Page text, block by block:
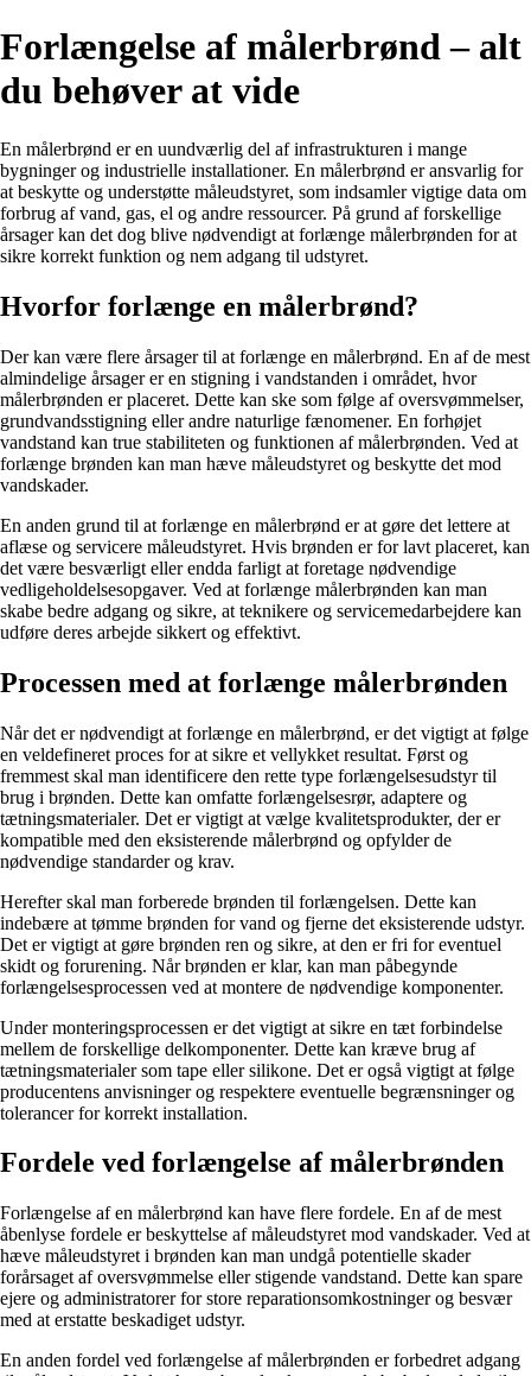
Forlængelse af målerbrønd – alt
du behøver at vide
En målerbrønd er en uundværlig del af infrastrukturen i mange
bygninger og industrielle installationer. En målerbrønd er ansvarlig for
at beskytte og understøtte måleudstyret, som indsamler vigtige data om
forbrug af vand, gas, el og andre ressourcer. På grund af forskellige
årsager kan det dog blive nødvendigt at forlænge målerbrønden for at
sikre korrekt funktion og nem adgang til udstyret.
Hvorfor forlænge en målerbrønd?
Der kan være flere årsager til at forlænge en målerbrønd. En af de mest
almindelige årsager er en stigning i vandstanden i området, hvor
målerbrønden er placeret. Dette kan ske som følge af oversvømmelser,
grundvandsstigning eller andre naturlige fænomener. En forhøjet
vandstand kan true stabiliteten og funktionen af målerbrønden. Ved at
forlænge brønden kan man hæve måleudstyret og beskytte det mod
vandskader.
En anden grund til at forlænge en målerbrønd er at gøre det lettere at
aflæse og servicere måleudstyret. Hvis brønden er for lavt placeret, kan
det være besværligt eller endda farligt at foretage nødvendige
vedligeholdelsesopgaver. Ved at forlænge målerbrønden kan man
skabe bedre adgang og sikre, at teknikere og servicemedarbejdere kan
udføre deres arbejde sikkert og effektivt.
Processen med at forlænge målerbrønden
Når det er nødvendigt at forlænge en målerbrønd, er det vigtigt at følge
en veldefineret proces for at sikre et vellykket resultat. Først og
fremmest skal man identificere den rette type forlængelsesudstyr til
brug i brønden. Dette kan omfatte forlængelsesrør, adaptere og
tætningsmaterialer. Det er vigtigt at vælge kvalitetsprodukter, der er
kompatible med den eksisterende målerbrønd og opfylder de
nødvendige standarder og krav.
Herefter skal man forberede brønden til forlængelsen. Dette kan
indebære at tømme brønden for vand og fjerne det eksisterende udstyr.
Det er vigtigt at gøre brønden ren og sikre, at den er fri for eventuel
skidt og forurening. Når brønden er klar, kan man påbegynde
forlængelsesprocessen ved at montere de nødvendige komponenter.
Under monteringsprocessen er det vigtigt at sikre en tæt forbindelse
mellem de forskellige delkomponenter. Dette kan kræve brug af
tætningsmaterialer som tape eller silikone. Det er også vigtigt at følge
producentens anvisninger og respektere eventuelle begrænsninger og
tolerancer for korrekt installation.
Fordele ved forlængelse af målerbrønden
Forlængelse af en målerbrønd kan have flere fordele. En af de mest
åbenlyse fordele er beskyttelse af måleudstyret mod vandskader. Ved at
hæve måleudstyret i brønden kan man undgå potentielle skader
forårsaget af oversvømmelse eller stigende vandstand. Dette kan spare
ejere og administratorer for store reparationsomkostninger og besvær
med at erstatte beskadiget udstyr.
En anden fordel ved forlængelse af målerbrønden er forbedret adgang